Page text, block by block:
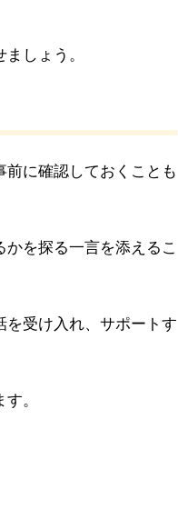
しょう。
に確認しておくことも
かを探る一言を添えるこ
受け入れ、サポートす
。